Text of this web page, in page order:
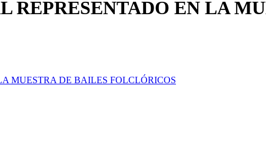
REPRESENTADO EN LA
MUESTRA DE BAILES FOLCLÓRICOS